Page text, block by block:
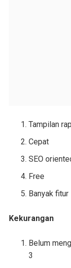
Tampilan
Cepat
SEO
Free
Banyak fitur
Kekurangan
Belum
3